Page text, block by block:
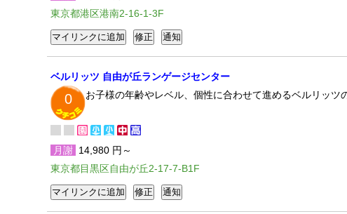
東京都港区港南2-16-1-3F
ベルリッツ 自由が丘ランゲージセンター
0 お子様の年齢やレベル、個性に合わせて進めるベルリッ
月謝 14,980 円～
東京都目黒区自由が丘2-17-7-B1F